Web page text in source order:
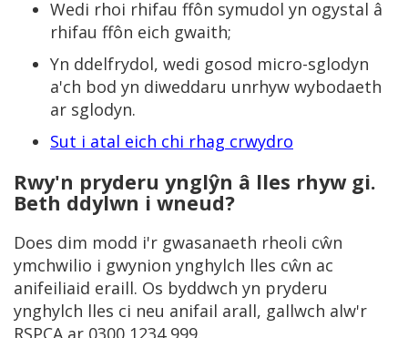
Wedi rhoi rhifau ffôn symudol yn ogystal â
rhifau ffôn eich gwaith;
Yn ddelfrydol, wedi gosod micro-sglodyn
a'ch bod yn diweddaru unrhyw wybodaeth
ar sglodyn.
Sut i atal eich chi rhag crwydro
Rwy'n pryderu ynglŷn â lles rhyw gi.
Beth ddylwn i wneud?
Does dim modd i'r gwasanaeth rheoli cŵn
ymchwilio i gwynion ynghylch lles cŵn ac
anifeiliaid eraill. Os byddwch yn pryderu
ynghylch lles ci neu anifail arall, gallwch alw'r
RSPCA ar 0300 1234 999.